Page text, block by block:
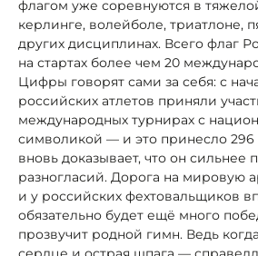
флагом уже соревнуются в
керлинге, волейболе, триатлоне,
других дисциплинах. Всего флаг
на стартах более чем 20
Цифры говорят сами за себя: с
российских атлетов приняли
международных турнирах с
символикой — и это принесло
вновь доказывает, что он сильнее
разногласий. Дорога на мировую
и у российских фехтовальщиков
обязательно будет ещё много
прозвучит родной гимн. Ведь